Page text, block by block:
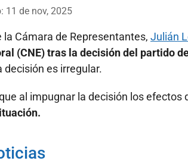
11 de nov, 2025
la Cámara de Representantes, Julián
(CNE) tras la decisión del partido
decisión es irregular.
al impugnar la decisión los efectos